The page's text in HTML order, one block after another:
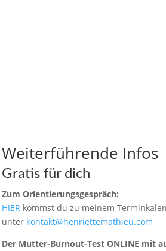
Weiterführende Infos
Gratis für dich
Zum Orientierungsgespräch:
HIER kommst du zu meinem
unter kontakt@henriettemathieu.com
Der Mutter-Burnout-Test ONLINE mit